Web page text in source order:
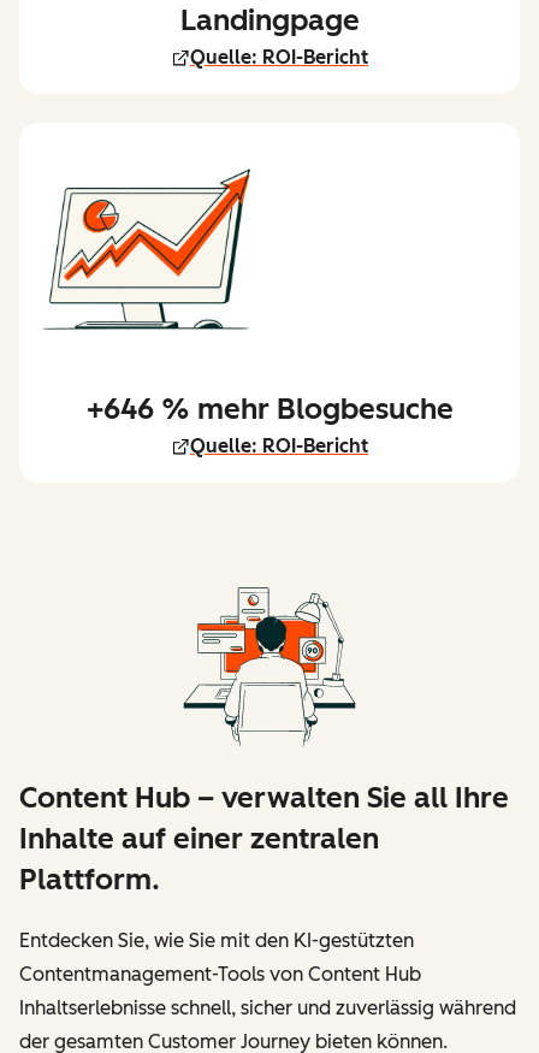
Landingpage
Quelle: ROI-Bericht
+646 % mehr Blogbesuche
Quelle: ROI-Bericht
Content Hub – verwalten Sie all Ihre
Inhalte auf einer zentralen
Plattform.
Entdecken Sie, wie Sie mit den KI-gestützten
Contentmanagement-Tools von Content Hub
Inhaltserlebnisse schnell, sicher und zuverlässig während
der gesamten Customer Journey bieten können.